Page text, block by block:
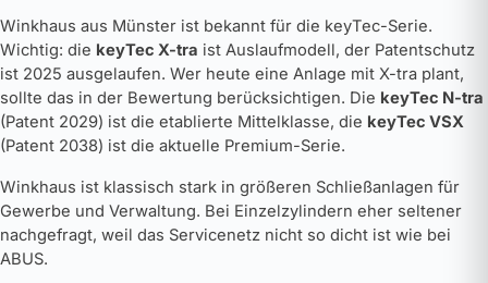
Winkhaus aus Münster ist bekannt für die keyTec-Serie.
Wichtig: die keyTec X-tra ist Auslaufmodell, der Patentschutz
ist 2025 ausgelaufen. Wer heute eine Anlage mit X-tra plant,
sollte das in der Bewertung berücksichtigen. Die keyTec N-tra
(Patent 2029) ist die etablierte Mittelklasse, die keyTec VSX
(Patent 2038) ist die aktuelle Premium-Serie.
Winkhaus ist klassisch stark in größeren Schließanlagen für
Gewerbe und Verwaltung. Bei Einzelzylindern eher seltener
nachgefragt, weil das Servicenetz nicht so dicht ist wie bei
ABUS.